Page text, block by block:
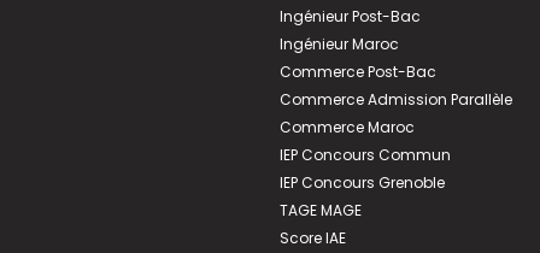
Ingénieur Post-Bac
Ingénieur Maroc
Commerce Post-Bac
Commerce Admission Parallèle
Commerce Maroc
IEP Concours Commun
IEP Concours Grenoble
TAGE MAGE
Score IAE